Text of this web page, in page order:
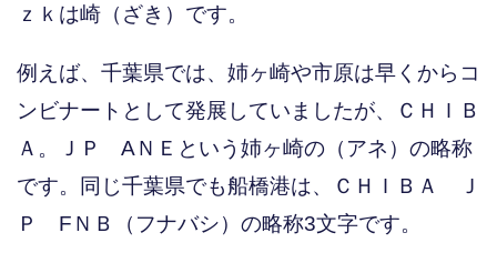
ｚｋは崎（ざき）です。
例えば、千葉県では、姉ヶ崎や市原は早くからコ
ンビナートとして発展していましたが、ＣＨＩＢ
Ａ。ＪＰ AＮＥという姉ヶ崎の（アネ）の略称
です。同じ千葉県でも船橋港は、ＣＨＩＢＡ Ｊ
Ｐ FＮＢ（フナバシ）の略称3文字です。